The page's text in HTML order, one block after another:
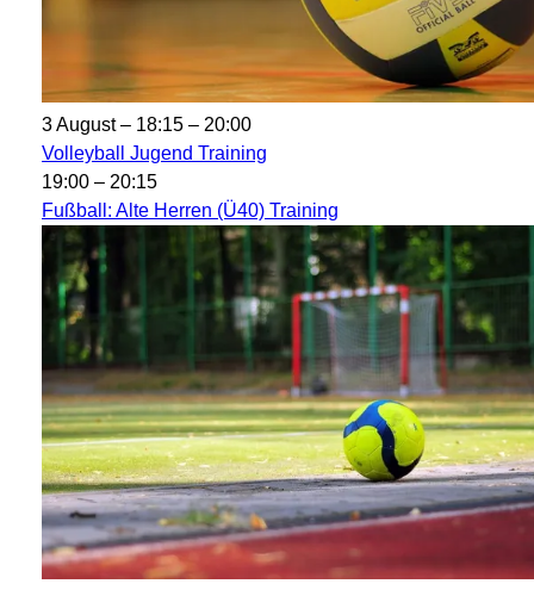
3 August – 18:15 – 20:00
Volleyball Jugend Training
19:00 – 20:15
Fußball: Alte Herren (Ü40) Training